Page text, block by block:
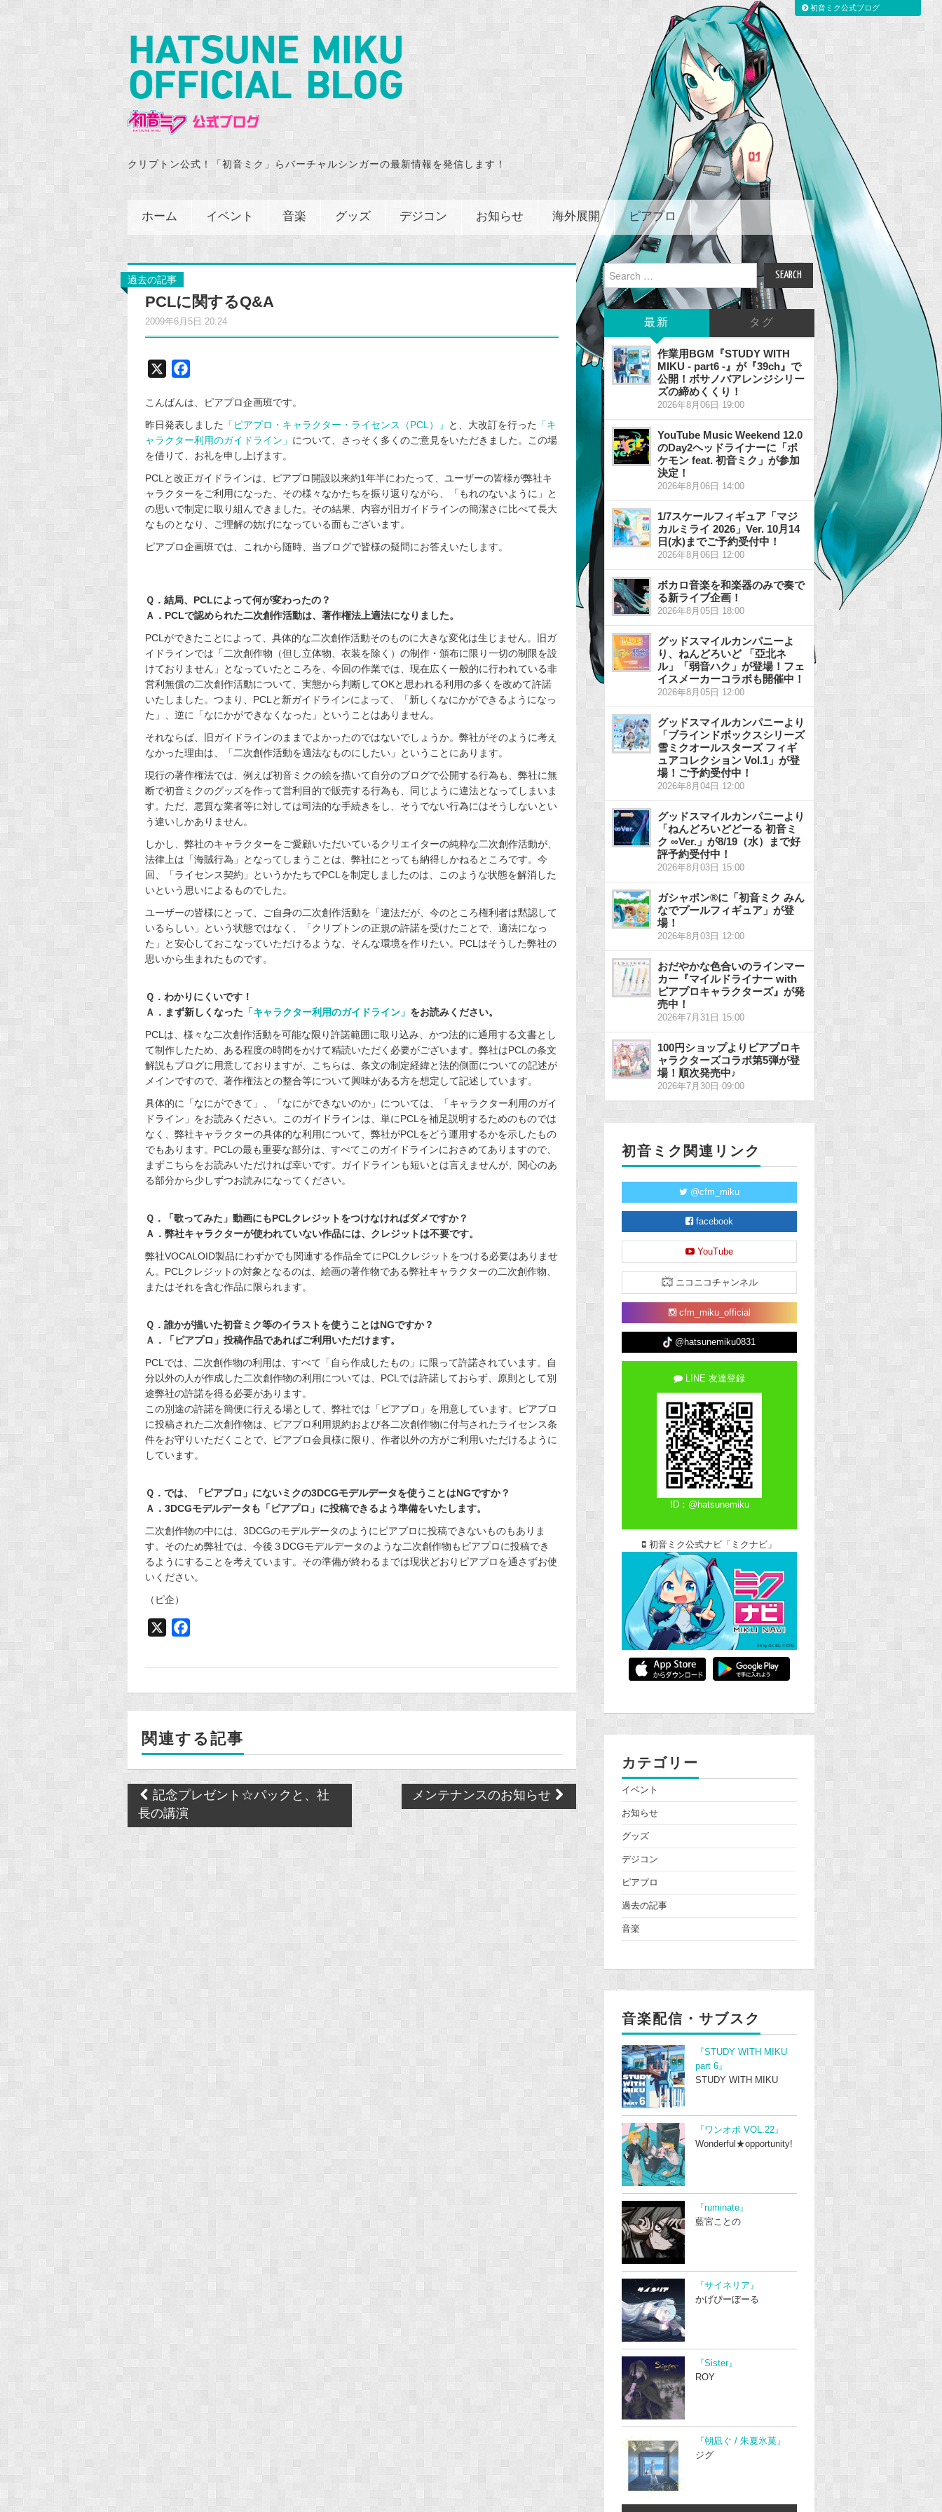
クリプトン公式！「初音ミク」らバーチャルシンガーの最新情報を発信します！
ホーム イベント 音楽 グッズ デジコン お知らせ 海外展開 ピアプロ
過去の記事
PCLに関するQ&A
2009年6月5日 20:24
c
b
o
o
k
こんばんは、ピアプロ企画班です。
昨日発表しました
「ピアプロ・キャラクター・ライセンス（PCL）」 と、大改訂を行った
「キ
ャラクター利用のガイドライン」 について、さっそく多くのご意見をいただきました。この場
を借りて、お礼を申し上げます。
PCLと改正ガイドラインは、ピアプロ開設以来約1年半にわたって、ユーザーの皆様が弊社キ
ャラクターをご利用になった、その様々なかたちを振り返りながら、「もれのないように」と
の思いで制定に取り組んできました。その結果、内容が旧ガイドラインの簡潔さに比べて長大
なものとなり、ご理解の妨げになっている面もございます。
ピアプロ企画班では、これから随時、当ブログで皆様の疑問にお答えいたします。
Ｑ．結局、PCLによって何が変わったの？
Ａ．PCLで認められた二次創作活動は、著作権法上適法になりました。
PCLができたことによって、具体的な二次創作活動そのものに大きな変化は生じません。旧ガ
イドラインでは「二次創作物（但し立体物、衣装を除く）の制作・頒布に限り一切の制限を設
けておりません」となっていたところを、今回の作業では、現在広く一般的に行われている非
営利無償の二次創作活動について、実態から判断してOKと思われる利用の多くを改めて許諾
いたしました。つまり、PCLと新ガイドラインによって、「新しくなにかができるようになっ
た」、逆に「なにかができなくなった」ということはありません。
それならば、旧ガイドラインのままでよかったのではないでしょうか。弊社がそのように考え
なかった理由は、「二次創作活動を適法なものにしたい」ということにあります。
現行の著作権法では、例えば初音ミクの絵を描いて自分のブログで公開する行為も、弊社に無
断で初音ミクのグッズを作って営利目的で販売する行為も、同じように違法となってしまいま
す。ただ、悪質な業者等に対しては司法的な手続きをし、そうでない行為にはそうしないとい
う違いしかありません。
しかし、弊社のキャラクターをご愛顧いただいているクリエイターの純粋な二次創作活動が、
法律上は「海賊行為」となってしまうことは、弊社にとっても納得しかねるところです。今
回、「ライセンス契約」というかたちでPCLを制定しましたのは、このような状態を解消した
いという思いによるものでした。
ユーザーの皆様にとって、ご自身の二次創作活動を「違法だが、今のところ権利者は黙認して
いるらしい」という状態ではなく、「クリプトンの正規の許諾を受けたことで、適法になっ
た」と安心しておこなっていただけるような、そんな環境を作りたい。PCLはそうした弊社の
思いから生まれたものです。
Ｑ．わかりにくいです！
Ａ．まず新しくなった 「キャラクター利用のガイドライン」 をお読みください。
PCLは、様々な二次創作活動を可能な限り許諾範囲に取り込み、かつ法的に通用する文書とし
て制作したため、ある程度の時間をかけて精読いただく必要がございます。弊社はPCLの条文
解説もブログに用意しておりますが、こちらは、条文の制定経緯と法的側面についての記述が
メインですので、著作権法との整合等について興味がある方を想定して記述しています。
具体的に「なにができて」、「なにができないのか」については、「キャラクター利用のガイ
ドライン」をお読みください。このガイドラインは、単にPCLを補足説明するためのものでは
なく、弊社キャラクターの具体的な利用について、弊社がPCLをどう運用するかを示したもの
でもあります。PCLの最も重要な部分は、すべてこのガイドラインにおさめてありますので、
まずこちらをお読みいただければ幸いです。ガイドラインも短いとは言えませんが、関心のあ
る部分から少しずつお読みになってください。
Ｑ．「歌ってみた」動画にもPCLクレジットをつけなければダメですか？
Ａ．弊社キャラクターが使われていない作品には、クレジットは不要です。
弊社VOCALOID製品にわずかでも関連する作品全てにPCLクレジットをつける必要はありませ
ん。PCLクレジットの対象となるのは、絵画の著作物である弊社キャラクターの二次創作物、
またはそれを含む作品に限られます。
Ｑ．誰かが描いた初音ミク等のイラストを使うことはNGですか？
Ａ．「ピアプロ」投稿作品であればご利用いただけます。
PCLでは、二次創作物の利用は、すべて「自ら作成したもの」に限って許諾されています。自
分以外の人が作成した二次創作物の利用については、PCLでは許諾しておらず、原則として別
途弊社の許諾を得る必要があります。
この別途の許諾を簡便に行える場として、弊社では「ピアプロ」を用意しています。ピアプロ
に投稿された二次創作物は、ピアプロ利用規約および各二次創作物に付与されたライセンス条
件をお守りいただくことで、ピアプロ会員様に限り、作者以外の方がご利用いただけるように
しています。
Ｑ．では、「ピアプロ」にないミクの3DCGモデルデータを使うことはNGですか？
Ａ．3DCGモデルデータも「ピアプロ」に投稿できるよう準備をいたします。
二次創作物の中には、3DCGのモデルデータのようにピアプロに投稿できないものもありま
す。そのため弊社では、今後３DCGモデルデータのような二次創作物もピアプロに投稿でき
るようにすることを考えています。その準備が終わるまでは現状どおりピアプロを通さずお使
いください。
（ピ企）
o
k
関連する記事
Post
navigation
記念プレゼント☆パックと、社
長の講演
メンテナンスのお知らせ
Search
for:
最新 タグ
作業用BGM『STUDY WITH
MIKU - part6 -』が『39ch』で
公開！ボサノバアレンジシリー
ズの締めくくり！
2026年8月06日 19:00
YouTube Music Weekend 12.0
のDay2ヘッドライナーに「ポ
ケモン feat. 初音ミク」が参加
決定！
2026年8月06日 14:00
1/7スケールフィギュア「マジ
カルミライ 2026」Ver. 10月14
日(水)までご予約受付中！
2026年8月06日 12:00
ボカロ音楽を和楽器のみで奏で
る新ライブ企画！
2026年8月05日 18:00
グッドスマイルカンパニーよ
り、ねんどろいど 「亞北ネ
ル」「弱音ハク」が登場！フェ
イスメーカーコラボも開催中！
2026年8月05日 12:00
グッドスマイルカンパニーより
「ブラインドボックスシリーズ
雪ミクオールスターズ フィギ
ュアコレクション Vol.1」が登
場！ご予約受付中！
2026年8月04日 12:00
グッドスマイルカンパニーより
「ねんどろいどどーる 初音ミ
ク ∞Ver.」が8/19（水）まで好
評予約受付中！
2026年8月03日 15:00
ガシャポン®に「初音ミク みん
なでプールフィギュア」が登
場！
2026年8月03日 12:00
おだやかな色合いのラインマー
カー『マイルドライナー with
ピアプロキャラクターズ』が発
売中！
2026年7月31日 15:00
100円ショップよりピアプロキ
ャラクターズコラボ第5弾が登
場！順次発売中♪
2026年7月30日 09:00
初音ミク関連リンク
@cfm_miku
facebook
YouTube
ニコニコチャンネル
cfm_miku_official
@hatsunemiku0831
LINE 友達登録
ID：@hatsunemiku
初音ミク公式ナビ「ミクナビ」
カテゴリー
イベント
お知らせ
グッズ
デジコン
ピアプロ
過去の記事
音楽
音楽配信・サブスク
『STUDY WITH MIKU
part 6』
STUDY WITH MIKU
『ワンオポ VOL.22』
Wonderful★opportunity!
『ruminate』
藍宮ことの
『サイネリア』
かげぴーぼーる
『Sister』
ROY
『朝凪ぐ / 朱夏氷菓』
ジグ
初音ミク公式ブログ